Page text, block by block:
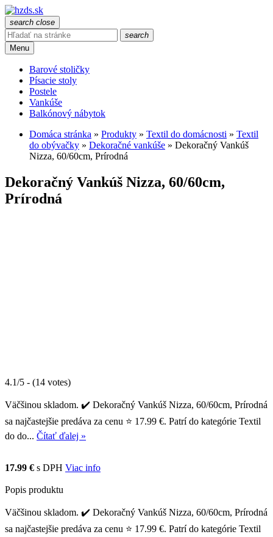
search close
search
Menu
Barové stoličky
Písacie stoly
Postele
Vankúše
Balkónový nábytok
Domáca stránka » Produkty » Textil do domácnosti » Textil
do obývačky » Dekoračné vankúše » Dekoračný Vankúš
Nizza, 60/60cm, Prírodná
Dekoračný Vankúš Nizza, 60/60cm,
Prírodná
4.1/5 - (14 votes)
Väčšinou skladom. ✔️ Dekoračný Vankúš Nizza, 60/60cm, Prírodná
sa najčastejšie predáva za cenu ⭐ 17.99 €. Patrí do kategórie Textil
do do... Čítať ďalej »
17.99 € s DPH Viac info
Popis produktu
Väčšinou skladom. ✔️ Dekoračný Vankúš Nizza, 60/60cm, Prírodná
sa najčastejšie predáva za cenu ⭐ 17.99 €. Patrí do kategórie Textil